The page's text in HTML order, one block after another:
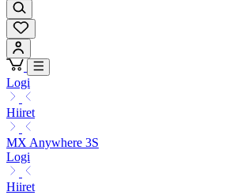
Logi
Hiiret
MX Anywhere 3S
Logi
Hiiret